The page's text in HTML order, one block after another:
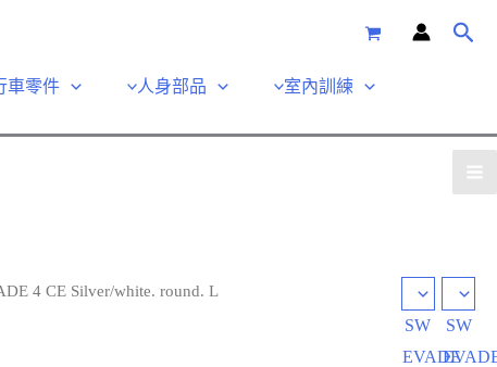
車零件 人身部品
室內訓練
SW
EVADE
SW
4 CE Silver/white. round. L